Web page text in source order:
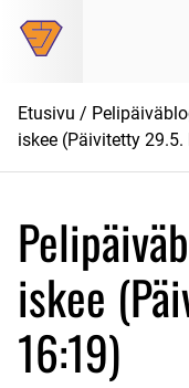
suoraan
Etusivu /
iskee (Päivitetty
iskee
16:19)